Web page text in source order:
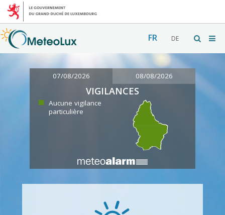
FR DE
07/08/2026 08/08/2026
VIGILANCES
Aucune vigilance
particulière